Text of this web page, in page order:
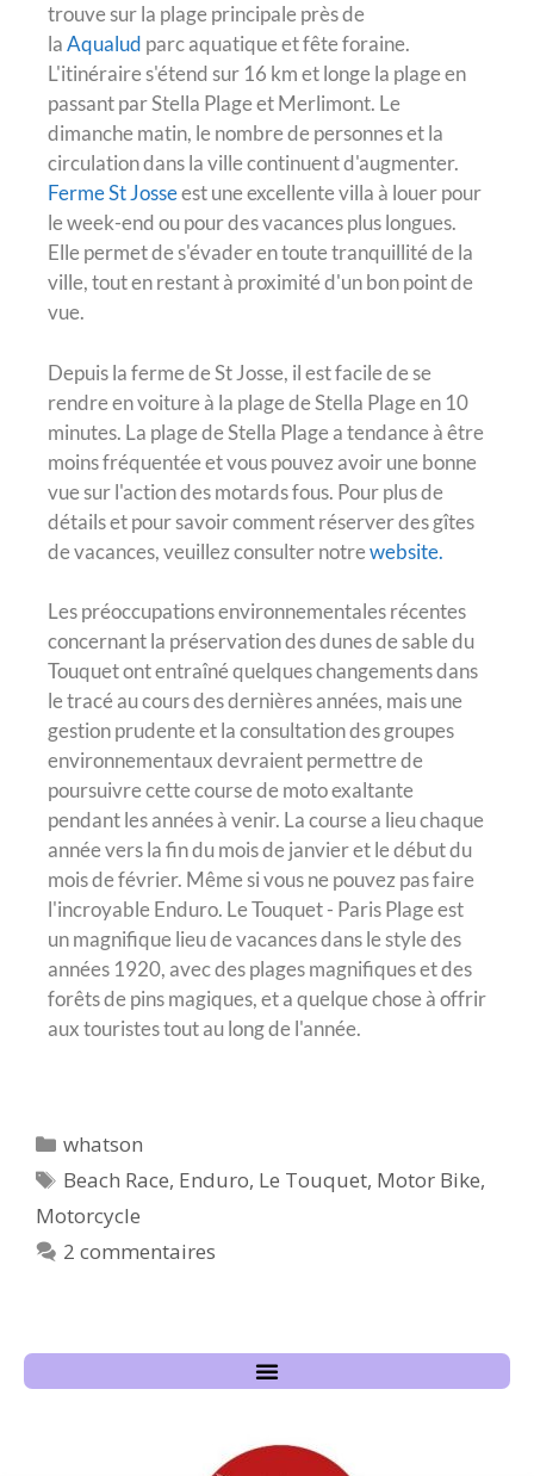
trouve sur la plage principale près de
laAqualud parc aquatique et fête foraine.
L'itinéraire s'étend sur 16 km et longe la plage en
passant par Stella Plage et Merlimont. Le
dimanche matin, le nombre de personnes et la
circulation dans la ville continuent d'augmenter.
Ferme St Josseest une excellente villa à louer pour
le week-end ou pour des vacances plus longues.
Elle permet de s'évader en toute tranquillité de la
ville, tout en restant à proximité d'un bon point de
vue.
Depuis la ferme de St Josse, il est facile de se
rendre en voiture à la plage de Stella Plage en 10
minutes. La plage de Stella Plage a tendance à être
moins fréquentée et vous pouvez avoir une bonne
vue sur l'action des motards fous. Pour plus de
détails et pour savoir comment réserver des gîtes
de vacances, veuillez consulter notrewebsite.
Les préoccupations environnementales récentes
concernant la préservation des dunes de sable du
Touquet ont entraîné quelques changements dans
le tracé au cours des dernières années, mais une
gestion prudente et la consultation des groupes
environnementaux devraient permettre de
poursuivre cette course de moto exaltante
pendant les années à venir. La course a lieu chaque
année vers la fin du mois de janvier et le début du
mois de février. Même si vous ne pouvez pas faire
l'incroyable Enduro. Le Touquet - Paris Plage est
un magnifique lieu de vacances dans le style des
années 1920, avec des plages magnifiques et des
forêts de pins magiques, et a quelque chose à offrir
aux touristes tout au long de l'année.
whatson
Beach Race, Enduro, Le Touquet, Motor Bike,
Motorcycle
2 commentaires